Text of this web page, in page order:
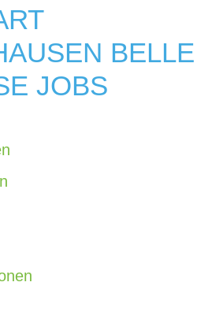
BELLE
JOBS